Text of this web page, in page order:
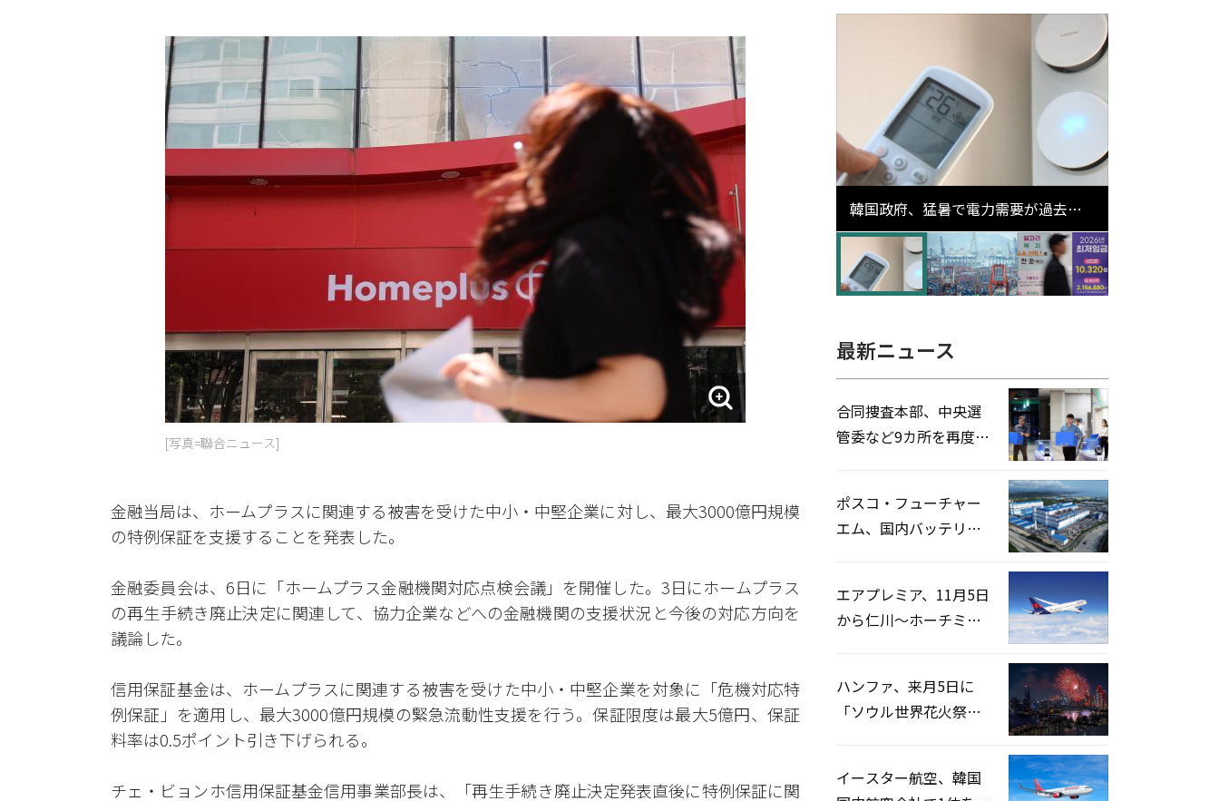
[写真=聯合ニュース]
金融当局は、ホームプラスに関連する被害を受けた中小・中堅企業に対し、最大3000億円規模
の特例保証を支援することを発表した。
金融委員会は、6日に「ホームプラス金融機関対応点検会議」を開催した。3日にホームプラス
の再生手続き廃止決定に関連して、協力企業などへの金融機関の支援状況と今後の対応方向を
議論した。
信用保証基金は、ホームプラスに関連する被害を受けた中小・中堅企業を対象に「危機対応特
例保証」を適用し、最大3000億円規模の緊急流動性支援を行う。保証限度は最大5億円、保証
料率は0.5ポイント引き下げられる。
チェ・ビョンホ信用保証基金信用事業部長は、「再生手続き廃止決定発表直後に特例保証に関
韓国政府、猛暑で電力需要が過去最
高更新の可能性に需給対応体制を点
検
最新ニュース
合同捜査本部、中央選
管委など9カ所を再度家
ポスコ・フューチャー
エム、国内バッテリー
エアプレミア、11月5日
から仁川〜ホーチミン
ハンファ、来月5日に
「ソウル世界花火祭り
イースター航空、韓国